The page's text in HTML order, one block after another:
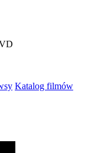
Katalog filmów